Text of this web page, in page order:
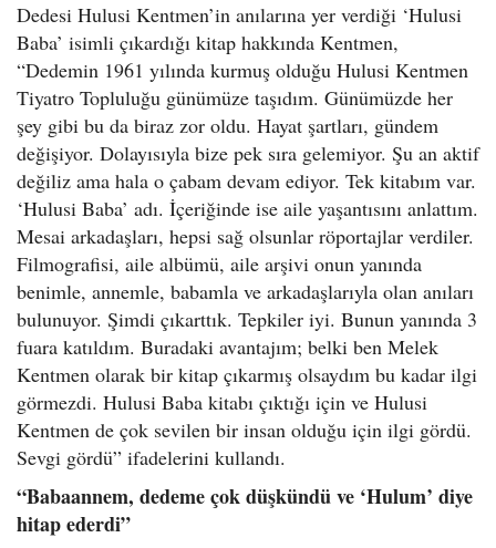
Dedesi Hulusi Kentmen’in anılarına yer verdiği ‘Hulusi
Baba’ isimli çıkardığı kitap hakkında Kentmen,
“Dedemin 1961 yılında kurmuş olduğu Hulusi Kentmen
Tiyatro Topluluğu günümüze taşıdım. Günümüzde her
şey gibi bu da biraz zor oldu. Hayat şartları, gündem
değişiyor. Dolayısıyla bize pek sıra gelemiyor. Şu an aktif
değiliz ama hala o çabam devam ediyor. Tek kitabım var.
‘Hulusi Baba’ adı. İçeriğinde ise aile yaşantısını anlattım.
Mesai arkadaşları, hepsi sağ olsunlar röportajlar verdiler.
Filmografisi, aile albümü, aile arşivi onun yanında
benimle, annemle, babamla ve arkadaşlarıyla olan anıları
bulunuyor. Şimdi çıkarttık. Tepkiler iyi. Bunun yanında 3
fuara katıldım. Buradaki avantajım; belki ben Melek
Kentmen olarak bir kitap çıkarmış olsaydım bu kadar ilgi
görmezdi. Hulusi Baba kitabı çıktığı için ve Hulusi
Kentmen de çok sevilen bir insan olduğu için ilgi gördü.
Sevgi gördü” ifadelerini kullandı.
“Babaannem, dedeme çok düşkündü ve ‘Hulum’ diye
hitap ederdi”